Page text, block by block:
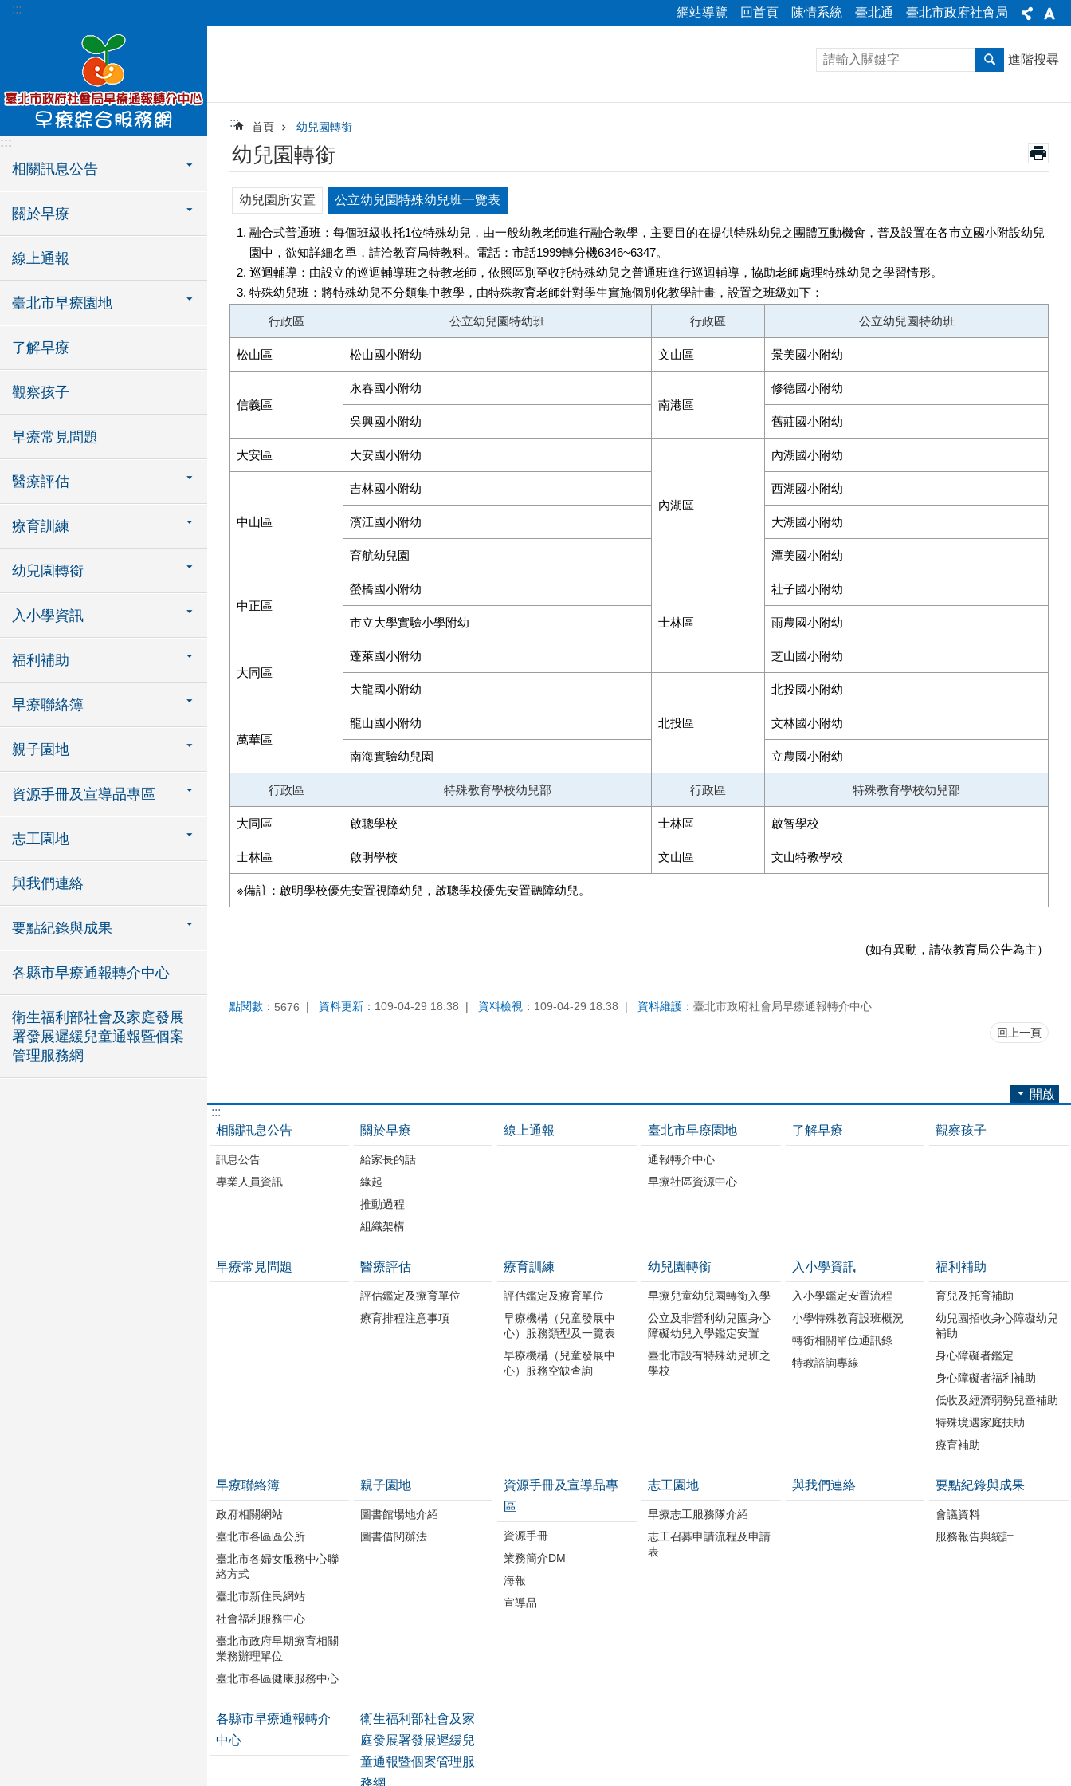
跳到主要內容區塊
::: 網站導覽 回首頁 陳情系統 臺北通 臺北市政府社會局
:::
相關訊息公告
關於早療
線上通報
臺北市早療園地
了解早療
觀察孩子
早療常見問題
醫療評估
療育訓練
幼兒園轉銜
入小學資訊
福利補助
早療聯絡簿
親子園地
資源手冊及宣導品專區
志工園地
與我們連絡
要點紀錄與成果
各縣市早療通報轉介中心
衛生福利部社會及家庭發展
署發展遲緩兒童通報暨個案
管理服務網
進階搜尋
::: 首頁 幼兒園轉銜
幼兒園轉銜
幼兒園所安置 公立幼兒園特殊幼兒班一覽表
融合式普通班：每個班級收托1位特殊幼兒，由一般幼教老師進行融合教學，主要目的在提供特殊幼兒之團體互動機會，普及設置在各市立國小附設幼兒
園中，欲知詳細名單，請洽教育局特教科。電話：市話1999轉分機6346~6347。
巡迴輔導：由設立的巡迴輔導班之特教老師，依照區別至收托特殊幼兒之普通班進行巡迴輔導，協助老師處理特殊幼兒之學習情形。
特殊幼兒班：將特殊幼兒不分類集中教學，由特殊教育老師針對學生實施個別化教學計畫，設置之班級如下：
行政區 公立幼兒園特幼班 行政區 公立幼兒園特幼班
松山區 松山國小附幼 文山區 景美國小附幼
信義區
永春國小附幼
南港區
修德國小附幼
吳興國小附幼 舊莊國小附幼
大安區 大安國小附幼
內湖區
內湖國小附幼
中山區
吉林國小附幼 西湖國小附幼
濱江國小附幼 大湖國小附幼
育航幼兒園 潭美國小附幼
中正區
螢橋國小附幼
士林區
社子國小附幼
市立大學實驗小學附幼 雨農國小附幼
大同區
蓬萊國小附幼 芝山國小附幼
大龍國小附幼
北投區
北投國小附幼
萬華區
龍山國小附幼 文林國小附幼
南海實驗幼兒園 立農國小附幼
行政區 特殊教育學校幼兒部 行政區 特殊教育學校幼兒部
大同區 啟聰學校 士林區 啟智學校
士林區 啟明學校 文山區 文山特教學校
※備註：啟明學校優先安置視障幼兒，啟聰學校優先安置聽障幼兒。
(如有異動，請依教育局公告為主）
點閱數： 5676 資料更新： 109-04-29 18:38 資料檢視： 109-04-29 18:38 資料維護： 臺北市政府社會局早療通報轉介中心
回上一頁
開啟
:::
相關訊息公告
訊息公告
專業人員資訊
關於早療
給家長的話
緣起
推動過程
組織架構
線上通報 臺北市早療園地
通報轉介中心
早療社區資源中心
了解早療 觀察孩子
早療常見問題 醫療評估
評估鑑定及療育單位
療育排程注意事項
療育訓練
評估鑑定及療育單位
早療機構（兒童發展中
心）服務類型及一覽表
早療機構（兒童發展中
心）服務空缺查詢
幼兒園轉銜
早療兒童幼兒園轉銜入學
公立及非營利幼兒園身心
障礙幼兒入學鑑定安置
臺北市設有特殊幼兒班之
學校
入小學資訊
入小學鑑定安置流程
小學特殊教育設班概況
轉銜相關單位通訊錄
特教諮詢專線
福利補助
育兒及托育補助
幼兒園招收身心障礙幼兒
補助
身心障礙者鑑定
身心障礙者福利補助
低收及經濟弱勢兒童補助
特殊境遇家庭扶助
療育補助
早療聯絡簿
政府相關網站
臺北市各區區公所
臺北市各婦女服務中心聯
絡方式
臺北市新住民網站
社會福利服務中心
臺北市政府早期療育相關
業務辦理單位
臺北市各區健康服務中心
親子園地
圖書館場地介紹
圖書借閱辦法
資源手冊及宣導品專
區
資源手冊
業務簡介DM
海報
宣導品
志工園地
早療志工服務隊介紹
志工召募申請流程及申請
表
與我們連絡 要點紀錄與成果
會議資料
服務報告與統計
各縣市早療通報轉介
中心
衛生福利部社會及家
庭發展署發展遲緩兒
童通報暨個案管理服
務網